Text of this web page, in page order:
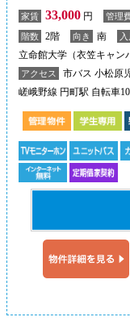
家賃 33,000 円 管理
階数 2階 向き 南
立命館大学（衣笠キャン
アクセス
市バス 小松原
嵯峨野線 円町駅 自転車